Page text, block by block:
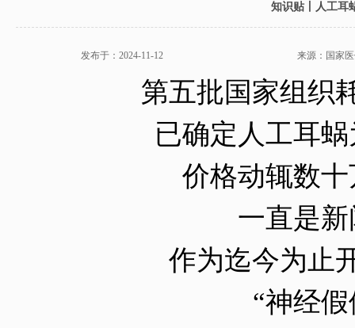
知识贴丨人工耳
发布于：2024-11-12 来源：国家
第五批国家组织
已确定人工耳
价格动辄数
一直是
作为迄今为止
“神经